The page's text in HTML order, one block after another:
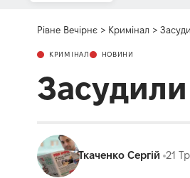
Рівне Вечірнє > Кримінал >
КРИМІНАЛ НОВИНИ
Ткаченко Сергій 21